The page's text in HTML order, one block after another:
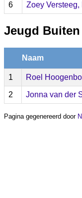
6 Zoey Versteeg,
Jeugd
Naam
1 Roel
2 Jonna van der
Pagina gegenereerd door